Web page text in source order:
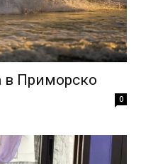
в Приморско
0